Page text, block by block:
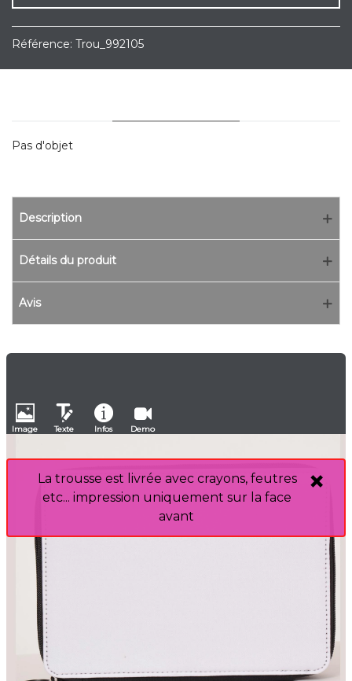
Référence: Trou_992105
Pas d'objet
Description
Détails du produit
Avis
Image Texte Infos Demo
La trousse est livrée avec crayons, feutres
etc... impression uniquement sur la face
avant